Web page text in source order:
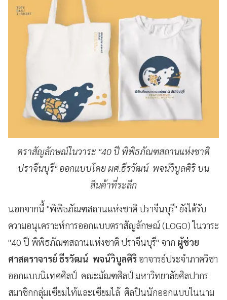
ตราสัญลักษณ์ในวาระ "40 ปี พิพิธภัณฑสถานแห่งชาติ
ปราจีนบุรี" ออกแบบโดย ผศ.ธีรวัฒน์ พจน์วิบูลศิริ บน
สินค้าที่ระลึก
นอกจากนี้ "พิพิธภัณฑสถานแห่งชาติ ปราจีนบุรี" ยังได้รับ
ความอนุเคราะห์การออกแบบตราสัญลักษณ์ (LOGO) ในวาระ
"40 ปี พิพิธภัณฑสถานแห่งชาติ ปราจีนบุรี" จาก ผู้ช่วย
ศาสตราจารย์ ธีรวัฒน์ พจน์วิบูลศิริ อาจารย์ประจำภาควิชา
ออกแบบนิเทศศิลป์ คณะมัณฑศิลป์ มหาวิทยาลัยศิลปากร
สมาชิกกลุ่มเซียมไท้และเซียมไล้ ศิลปินนักออกแบบในนาม